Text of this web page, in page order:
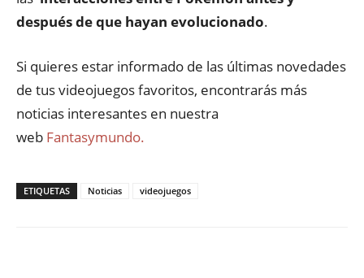
después de que hayan evolucionado.
Si quieres estar informado de las últimas novedades
de tus videojuegos favoritos, encontrarás más
noticias interesantes en nuestra
web Fantasymundo.
ETIQUETAS Noticias videojuegos